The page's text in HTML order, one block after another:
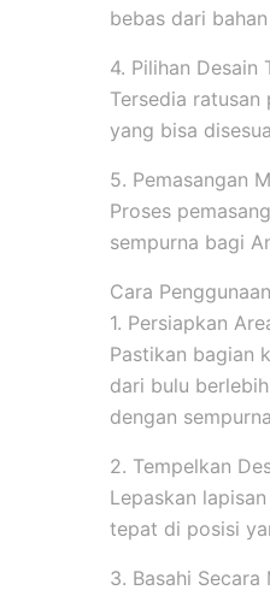
bebas dari
4. Pilihan Desain
Tersedia
yang bisa
5. Pemasangan
Proses
sempurna bagi
Cara
1. Persiapkan
Pastikan bagian
dari bulu
dengan
2. Tempelkan
Lepaskan
tepat di posisi
3. Basahi Secara